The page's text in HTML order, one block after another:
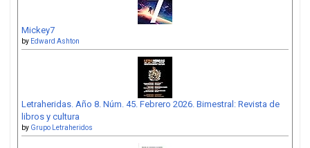
Mickey7
by Edward Ashton
Letraheridas. Año 8. Núm. 45. Febrero 2026. Bimestral: Revista de
libros y cultura
by Grupo Letraheridos